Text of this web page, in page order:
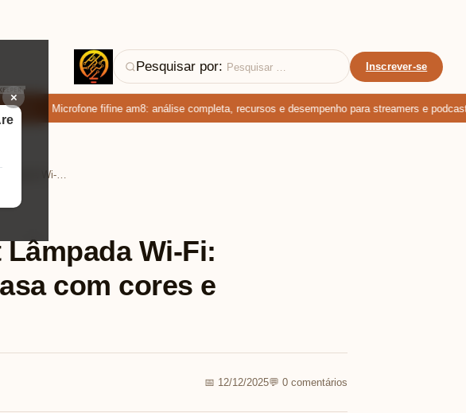
×
Pesquisar por: Inscrever-se
Microfone fifine am8: análise completa, recursos e desempenho para streamers e podcasters
Wi-Fi:
com cores e
📅 12/12/2025💬 0 comentários